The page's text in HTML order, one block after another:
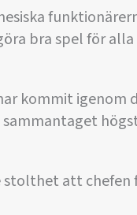
bra spel för
kommit igenom
stolthet att chefen